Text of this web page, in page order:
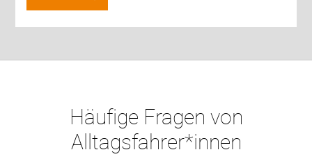
Häufige Fragen von
Alltagsfahrer*innen